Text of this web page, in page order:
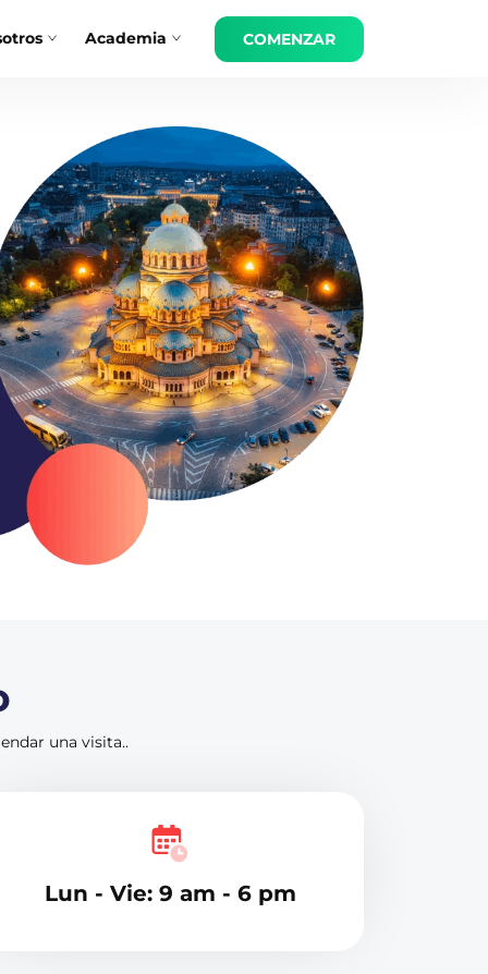
Academia COMENZAR
una visita..
Lun - Vie: 9 am - 6 pm